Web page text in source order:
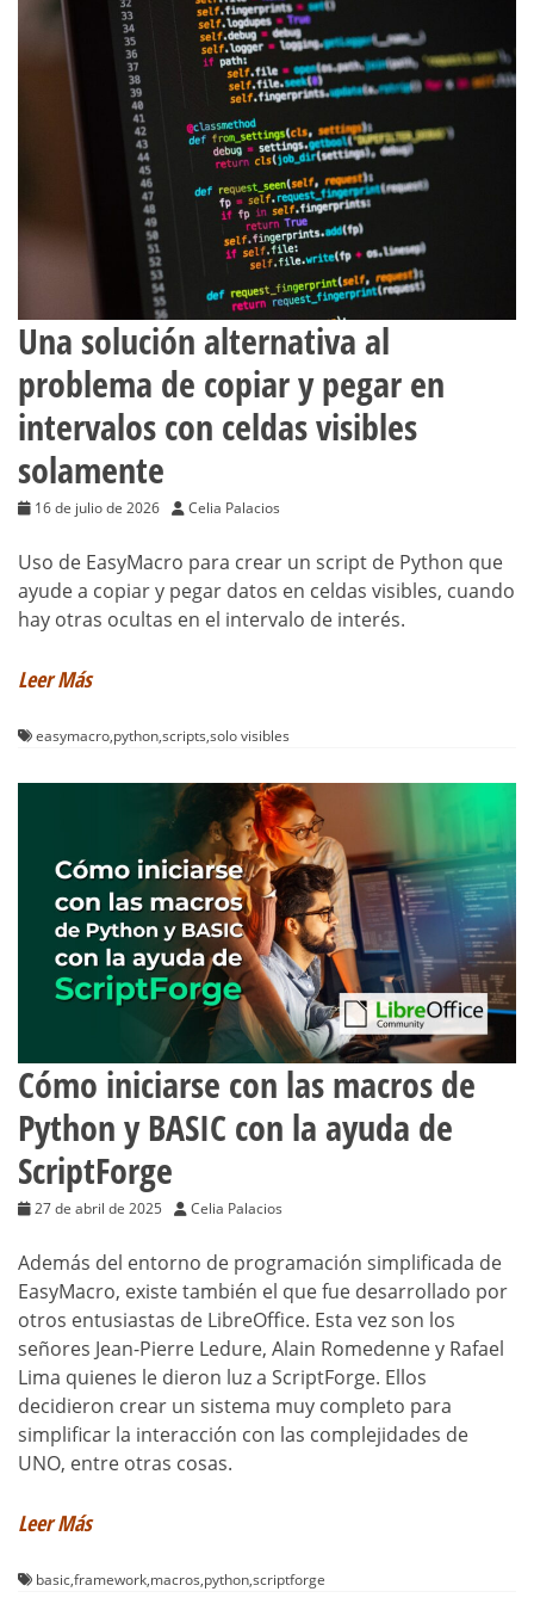
Una solución alternativa al
problema de copiar y pegar en
intervalos con celdas visibles
solamente
16 de julio de 2026 Celia Palacios
Uso de EasyMacro para crear un script de Python que
ayude a copiar y pegar datos en celdas visibles, cuando
hay otras ocultas en el intervalo de interés.
Leer Más
easymacro,python,scripts,solo visibles
Cómo iniciarse con las macros de
Python y BASIC con la ayuda de
ScriptForge
27 de abril de 2025 Celia Palacios
Además del entorno de programación simplificada de
EasyMacro, existe también el que fue desarrollado por
otros entusiastas de LibreOffice. Esta vez son los
señores Jean-Pierre Ledure, Alain Romedenne y Rafael
Lima quienes le dieron luz a ScriptForge. Ellos
decidieron crear un sistema muy completo para
simplificar la interacción con las complejidades de
UNO, entre otras cosas.
Leer Más
basic,framework,macros,python,scriptforge